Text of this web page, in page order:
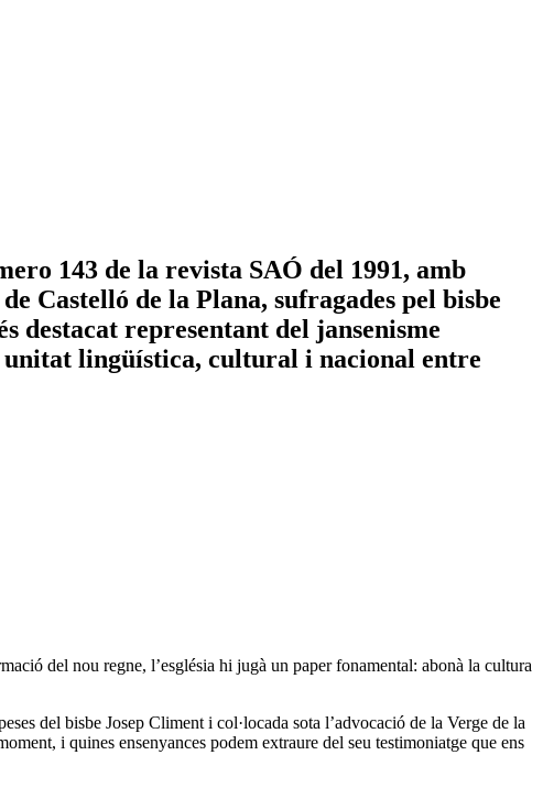
143 de la revista SAÓ del 1991, amb
Castelló de la Plana, sufragades pel bisbe
destacat representant del jansenisme
unitat lingüística, cultural i nacional entre
del nou regne, l’església hi jugà un paper fonamental: abonà la cultura
del bisbe Josep Climent i col·locada sota l’advocació de la Verge de la
i quines ensenyances podem extraure del seu testimoniatge que ens